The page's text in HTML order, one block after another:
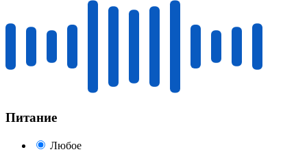
Питание
Любое